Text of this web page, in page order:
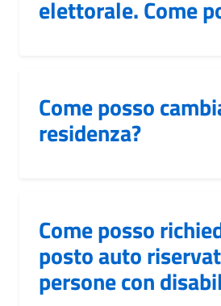
elettorale. Come
Come posso
residenza?
Come posso
posto auto
persone con